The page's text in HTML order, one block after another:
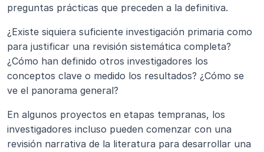
preguntas prácticas que preceden a la definitiva.
¿Existe siquiera suficiente investigación primaria como
para justificar una revisión sistemática completa?
¿Cómo han definido otros investigadores los
conceptos clave o medido los resultados? ¿Cómo se
ve el panorama general?
En algunos proyectos en etapas tempranas, los
investigadores incluso pueden comenzar con una
revisión narrativa de la literatura para desarrollar una